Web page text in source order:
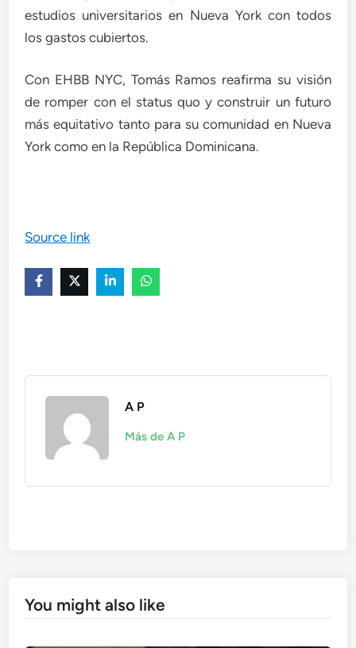
estudios universitarios en Nueva York con todos
los gastos cubiertos.
Con EHBB NYC, Tomás Ramos reafirma su visión
de romper con el status quo y construir un futuro
más equitativo tanto para su comunidad en Nueva
York como en la República Dominicana.
Source link
A P
Más de A P
You might also like